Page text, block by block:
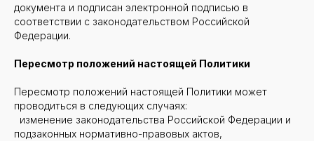
документа и подписан электронной подписью в
соответствии с законодательством Российской
Федерации.
Пересмотр положений настоящей Политики
Пересмотр положений настоящей Политики может
проводиться в следующих случаях:
изменение законодательства Российской Федерации и
подзаконных нормативно-правовых актов,